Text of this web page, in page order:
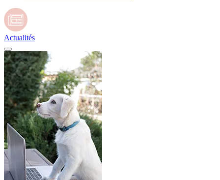
Actualités